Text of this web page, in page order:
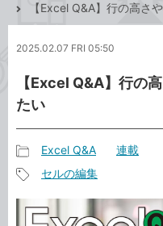
ネ
ト
【Excel Q&A】行の高さ
2025.02.07 FRI 05:50
【Excel Q&A】行の
たい
事
カ
テ
Excel Q&A 連載
事
セルの編集